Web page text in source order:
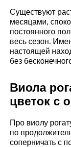
Существуют
месяцами,
постоянного
весь сезон.
настоящей
без
Виола
цветок с
Про виолу
по
соперничать с